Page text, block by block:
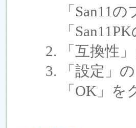
「San11
「
「互換性
「設定」
「OK」